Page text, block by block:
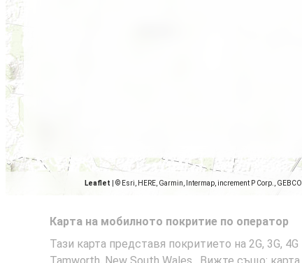
Leaflet © Esri, HERE, Garmin, Intermap, increment P Corp.,
Карта на мобилното покритие по оператор
Тази карта представя покритието на 2G, 3G,